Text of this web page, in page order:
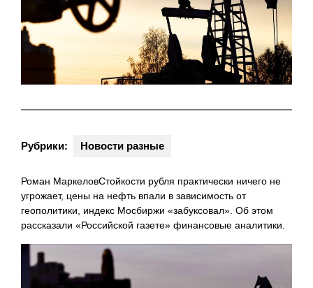
Рубрики: Новости разные
Роман МаркеловСтойкости рубля практически ничего не
угрожает, цены на нефть впали в зависимость от
геополитики, индекс Мосбиржи «забуксовал». Об этом
рассказали «Российской газете» финансовые аналитики.